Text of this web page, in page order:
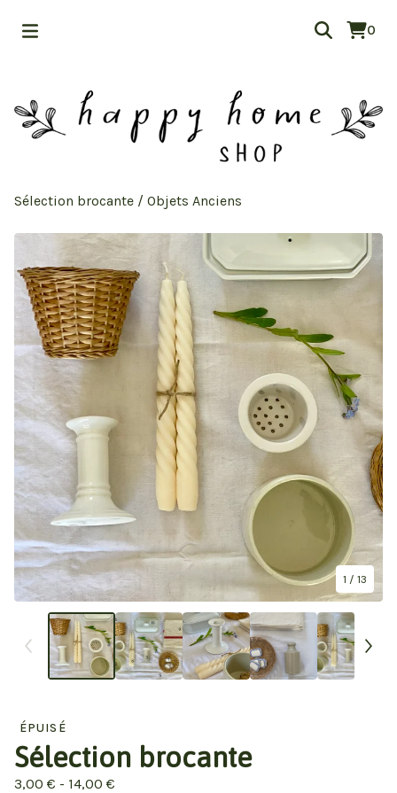
0
Sélection brocante / Objets Anciens
1 / 13
ÉPUISÉ
Sélection brocante
3,00 € - 14,00 €